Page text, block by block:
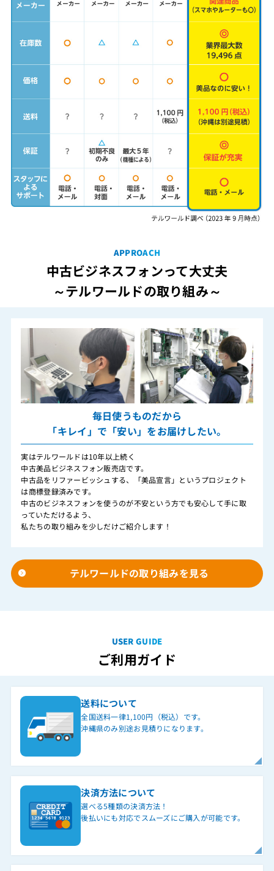
APPROACH
中古ビジネスフォンって大丈夫
～テルワールドの取り組み～
毎日使うものだから
「キレイ」で「安い」をお届けしたい。
実はテルワールドは10年以上続く
中古美品ビジネスフォン販売店です。
中古品をリファービッシュする、「美品宣言」というプロジェクト
は商標登録済みです。
中古のビジネスフォンを使うのが不安という方でも安心して手に取
っていただけるよう、
私たちの取り組みを少しだけご紹介します！
テルワールドの取り組みを見る
USER GUIDE
ご利用ガイド
送料について
全国送料一律1,100円（税込）です。
沖縄県のみ別途お見積りになります。
決済方法について
選べる5種類の決済方法！
後払いにも対応でスムーズにご購入が可能です。